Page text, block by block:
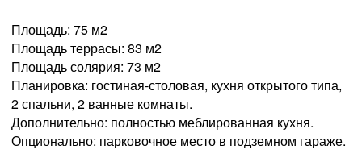
Площадь: 75 м2
Площадь террасы: 83 м2
Площадь солярия: 73 м2
Планировка: гостиная-столовая, кухня открытого типа,
2 спальни, 2 ванные комнаты.
Дополнительно: полностью меблированная кухня.
Опционально: парковочное место в подземном гараже.